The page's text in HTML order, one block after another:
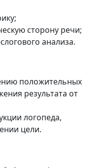
сторону речи;
анализа.
положительных
результата от
логопеда,
цели.